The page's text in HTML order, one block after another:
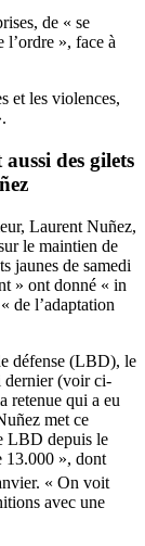
de « se
l’ordre », face à
et les violences,
des gilets
Laurent Nuñez,
le maintien de
jaunes de samedi
» ont donné « in
de l’adaptation
défense (LBD), le
dernier (voir ci-
retenue qui a eu
met ce
LBD depuis le
13.000 », dont
« On voit
avec une